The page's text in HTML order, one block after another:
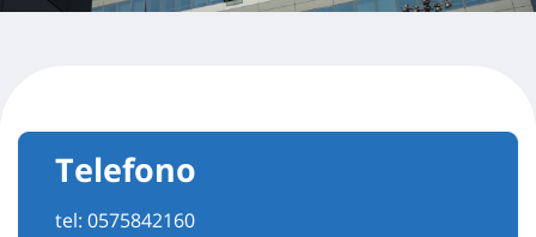
Telefono
tel: 0575842160